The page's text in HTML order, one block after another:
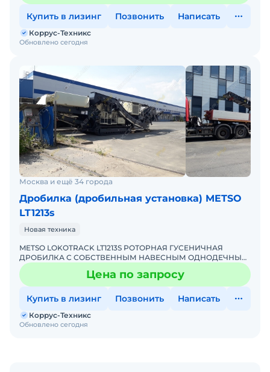
Купить в лизинг Позвонить Написать
Обновлено сегодня
Коррус-Техникс
Москва и ещё 34 города
Дробилка (дробильная установка) METSO
LT1213s
Новая техника
METSO LOKOTRACK LT1213S РОТОРНАЯ ГУСЕНИЧНАЯ
ДРОБИЛКА С СОБСТВЕННЫМ НАВЕСНЫМ ОДНОДЕЧНЫМ
ГРОХОТОМ Цена по запросу Тип дробилок: роторные
Способ перемещения: саЦена по запросу
Купить в лизинг Позвонить Написать
Обновлено сегодня
Коррус-Техникс